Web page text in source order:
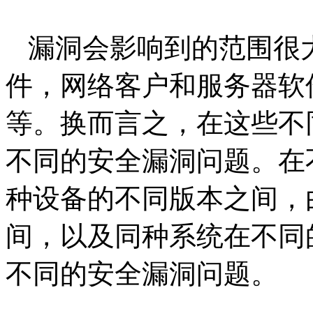
漏洞会影响到的范围很
件，网络客户和服务器
等。换而言之，在这些
不同的安全漏洞问题。
种设备的不同版本之间
间，以及同种系统在不
不同的安全漏洞问题。